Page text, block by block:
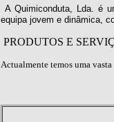
A Quimiconduta, Lda. é
equipa jovem e dinâmica,
PRODUTOS E
Actualmente temos uma